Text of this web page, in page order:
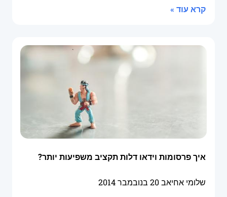
קרא עוד »
איך פרסומות וידאו דלות תקציב משפיעות יותר?
שלומי אחיאב20 בנובמבר 2014